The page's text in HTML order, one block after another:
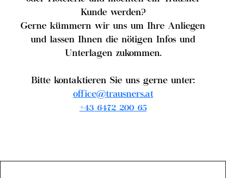
Kunde werden?
Gerne kümmern wir uns um Ihre Anliegen
und lassen Ihnen die nötigen Infos und
Unterlagen zukommen.
Bitte kontaktieren Sie uns gerne unter:
office@trausners.at
+43 6472 200 65